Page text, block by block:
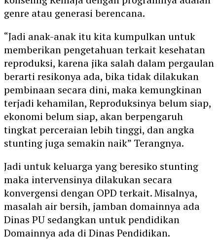
genre atau generasi berencana.
“Jadi anak-anak itu kita kumpulkan untuk
memberikan pengetahuan terkait kesehatan
reproduksi, karena jika salah dalam pergaulan
berarti resikonya ada, bika tidak dilakukan
pembinaan secara dini, maka kemungkinan
terjadi kehamilan, Reproduksinya belum siap,
ekonomi belum siap, akan berpengaruh
tingkat perceraian lebih tinggi, dan angka
stunting juga semakin naik” Terangnya.
Jadi untuk keluarga yang beresiko stunting
maka intervensinya dilakukan secara
konvergensi dengan OPD terkait. Misalnya,
masalah air bersih, jamban domainnya ada
Dinas PU sedangkan untuk pendidikan
Domainnya ada di Dinas Pendidikan.